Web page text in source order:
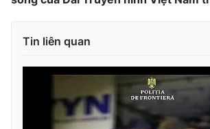
VTV Money VTV Thể
Tin liên quan